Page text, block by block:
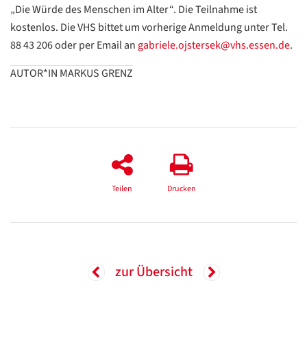
„Die Würde des Menschen im Alter“. Die Teilnahme ist
kostenlos. Die VHS bittet um vorherige Anmeldung unter Tel.
88 43 206 oder per Email an gabriele.ojstersek@vhs.essen.de.
AUTOR*IN MARKUS GRENZ
Teilen Drucken
zur Übersicht
Übersetzen
/
Translate